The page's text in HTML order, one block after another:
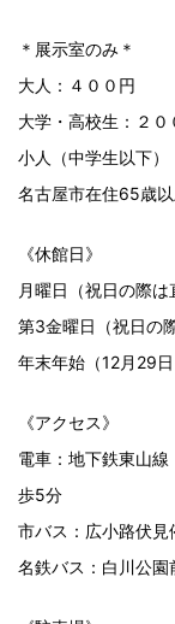
＊展示室のみ＊
大人：４００円
大学・高校生：２０
小人（中学生以下）
名古屋市在住65歳
《休館日》
月曜日（祝日の際は
第3金曜日（祝日の
年末年始（12月29日
《アクセス》
電車：地下鉄東山
歩5分
市バス：広小路伏
名鉄バス：白川公